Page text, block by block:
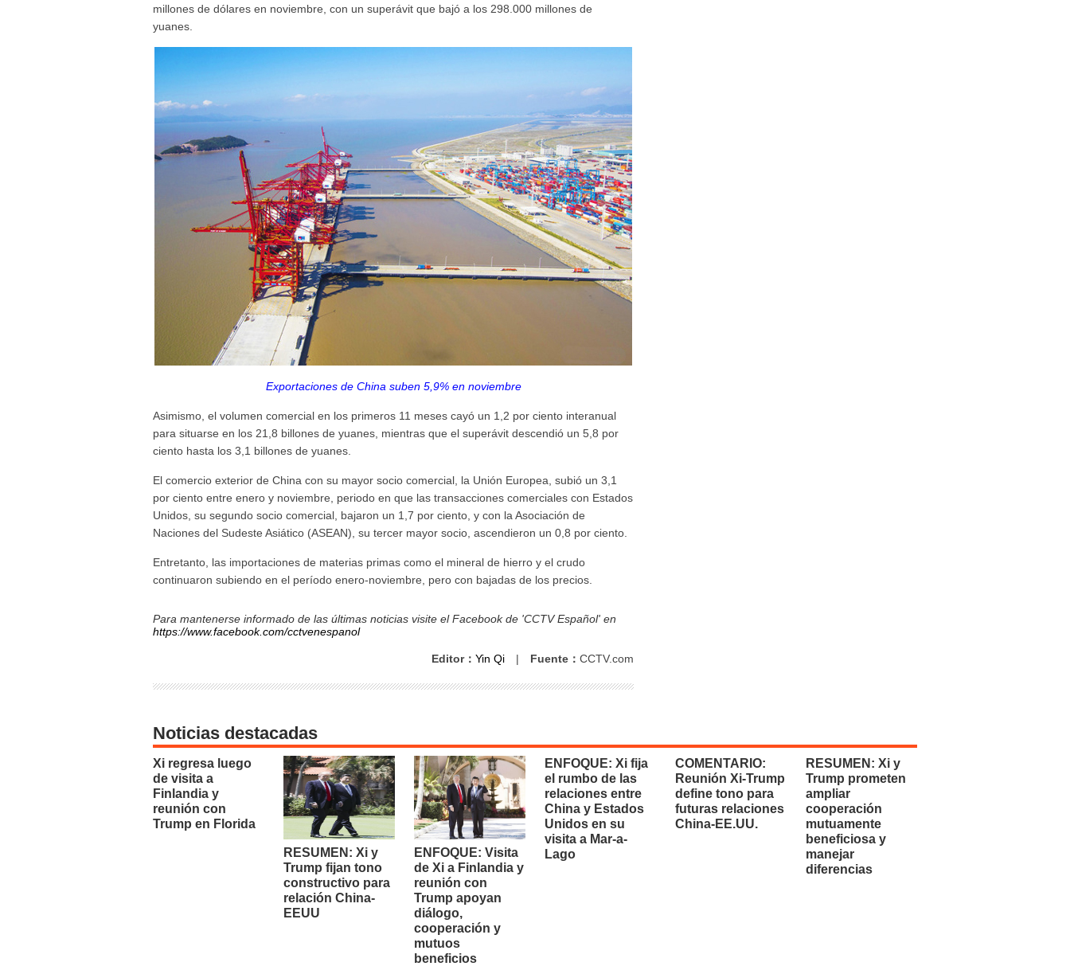
millones de dólares en noviembre, con un superávit que bajó a los 298.000 millones de
yuanes.
Exportaciones de China suben 5,9% en noviembre
Asimismo, el volumen comercial en los primeros 11 meses cayó un 1,2 por ciento interanual
para situarse en los 21,8 billones de yuanes, mientras que el superávit descendió un 5,8 por
ciento hasta los 3,1 billones de yuanes.
El comercio exterior de China con su mayor socio comercial, la Unión Europea, subió un 3,1
por ciento entre enero y noviembre, periodo en que las transacciones comerciales con Estados
Unidos, su segundo socio comercial, bajaron un 1,7 por ciento, y con la Asociación de
Naciones del Sudeste Asiático (ASEAN), su tercer mayor socio, ascendieron un 0,8 por ciento.
Entretanto, las importaciones de materias primas como el mineral de hierro y el crudo
continuaron subiendo en el período enero-noviembre, pero con bajadas de los precios.
Para mantenerse informado de las últimas noticias visite el Facebook de 'CCTV Español' en
https://www.facebook.com/cctvenespanol
Editor： Yin Qi | Fuente： CCTV.com
Noticias destacadas
Xi regresa luego
de visita a
Finlandia y
reunión con
Trump en Florida
RESUMEN: Xi y
Trump fijan tono
constructivo para
relación China-
EEUU
ENFOQUE: Visita
de Xi a Finlandia y
reunión con
Trump apoyan
diálogo,
cooperación y
mutuos
beneficios
ENFOQUE: Xi fija
el rumbo de las
relaciones entre
China y Estados
Unidos en su
visita a Mar-a-
Lago
COMENTARIO:
Reunión Xi-Trump
define tono para
futuras relaciones
China-EE.UU.
RESUMEN: Xi y
Trump prometen
ampliar
cooperación
mutuamente
beneficiosa y
manejar
diferencias